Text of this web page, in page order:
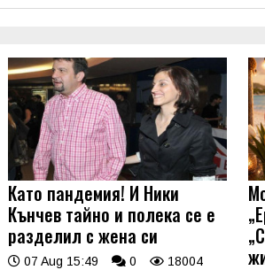
Като пандемия! И Ники
Кънчев тайно и полека се е
разделил с жена си
07 Aug 15:49 0 18004